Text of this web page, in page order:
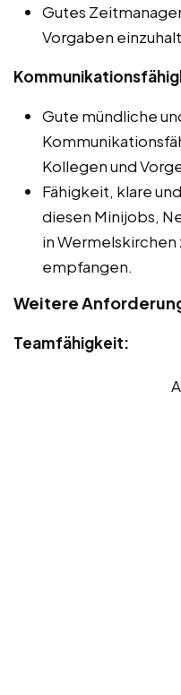
Gutes
Vorgaben
Gute mündliche
Kollegen und
Fähigkeit, klare
diesen Minijobs,
in Wermelskirchen
empfangen.
Weitere
Teamfähigkeit: